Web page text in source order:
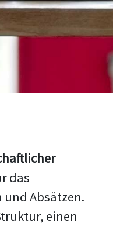
das
und Absätzen.
einen